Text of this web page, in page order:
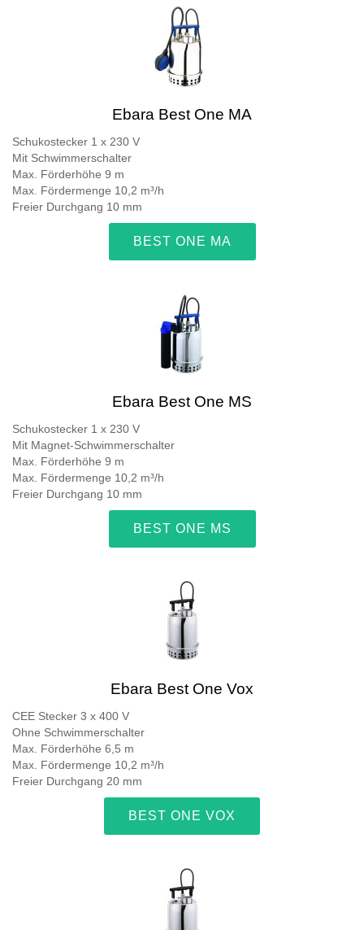
Ebara Best One MA
Schukostecker 1 x 230 V
Mit Schwimmerschalter
Max. Förderhöhe 9 m
Max. Fördermenge 10,2 m³/h
Freier Durchgang 10 mm
BEST ONE MA
Ebara Best One MS
Schukostecker 1 x 230 V
Mit Magnet-Schwimmerschalter
Max. Förderhöhe 9 m
Max. Fördermenge 10,2 m³/h
Freier Durchgang 10 mm
BEST ONE MS
Ebara Best One Vox
CEE Stecker 3 x 400 V
Ohne Schwimmerschalter
Max. Förderhöhe 6,5 m
Max. Fördermenge 10,2 m³/h
Freier Durchgang 20 mm
BEST ONE VOX